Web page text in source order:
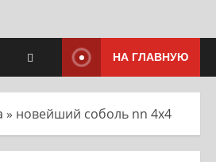
НА ГЛАВНУЮ
» новейший соболь nn 4х4